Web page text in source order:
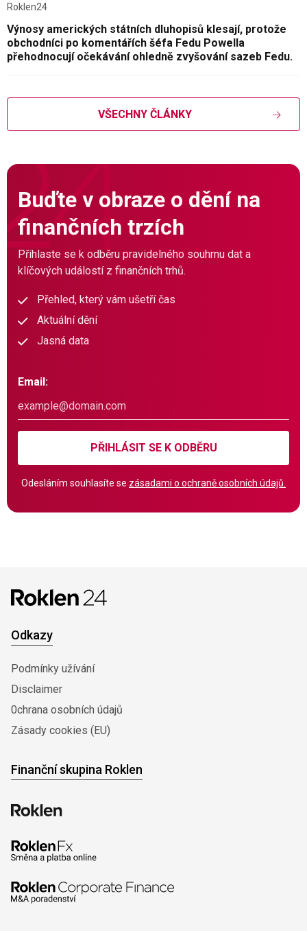
Roklen24
Výnosy amerických státních dluhopisů klesají, protože
obchodníci po komentářích šéfa Fedu Powella
přehodnocují očekávání ohledně zvyšování sazeb Fedu.
VŠECHNY ČLÁNKY
Buďte v obraze o dění na
finančních trzích
Přihlaste se k odběru pravidelného souhrnu dat a
klíčových událostí z finančních trhů.
Přehled, který vám ušetří čas
Aktuální dění
Jasná data
Email:
PŘIHLÁSIT SE K ODBĚRU
Odesláním souhlasíte se zásadami o ochraně osobních údajů.
Odkazy
Podmínky užívání
Disclaimer
0chrana osobních údajů
Zásady cookies (EU)
Finanční skupina Roklen